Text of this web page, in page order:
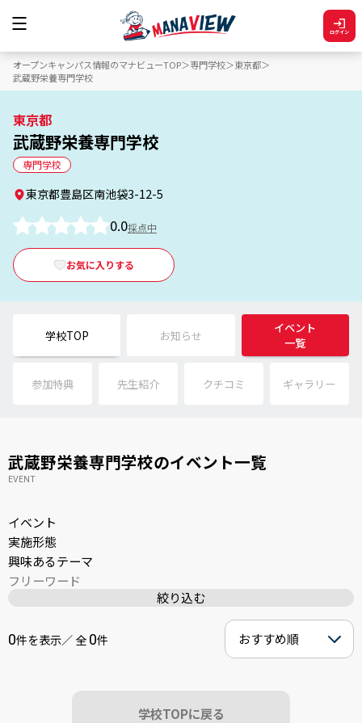
ログイン
オープンキャンパス情報のマナビューTOP 専門学校
東京都
武蔵野栄養専門学校
東京都
武蔵野栄養専門学校
専門学校
お気に入りする
東京都豊島区南池袋3-12-5
0.0採点中
学校TOP お知らせ
イベント
一覧
参加特典 先生紹介 クチコミ ギャラリー
武蔵野栄養専門学校のイベント一覧
EVENT
0件を表示／ 全 0件
学校TOPに戻る